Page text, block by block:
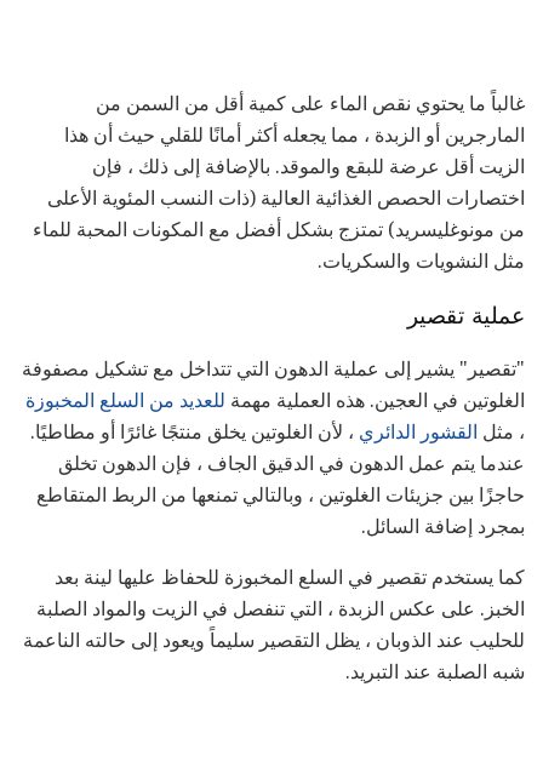
غالباً ما يحتوي نقص الماء على كمية أقل من السمن من
المارجرين أو الزبدة ، مما يجعله أكثر أمانًا للقلي حيث أن هذا
الزيت أقل عرضة للبقع والموقد. بالإضافة إلى ذلك ، فإن
اختصارات الحصص الغذائية العالية (ذات النسب المئوية الأعلى
من مونوغليسريد) تمتزج بشكل أفضل مع المكونات المحبة للماء
مثل النشويات والسكريات.
عملية تقصير
"تقصير" يشير إلى عملية الدهون التي تتداخل مع تشكيل مصفوفة
الغلوتين في العجين. هذه العملية مهمة للعديد من السلع المخبوزة
، مثل القشور الدائري ، لأن الغلوتين يخلق منتجًا غائرًا أو مطاطيًا.
عندما يتم عمل الدهون في الدقيق الجاف ، فإن الدهون تخلق
حاجزًا بين جزيئات الغلوتين ، وبالتالي تمنعها من الربط المتقاطع
بمجرد إضافة السائل.
كما يستخدم تقصير في السلع المخبوزة للحفاظ عليها لينة بعد
الخبز. على عكس الزبدة ، التي تنفصل في الزيت والمواد الصلبة
للحليب عند الذوبان ، يظل التقصير سليماً ويعود إلى حالته الناعمة
شبه الصلبة عند التبريد.